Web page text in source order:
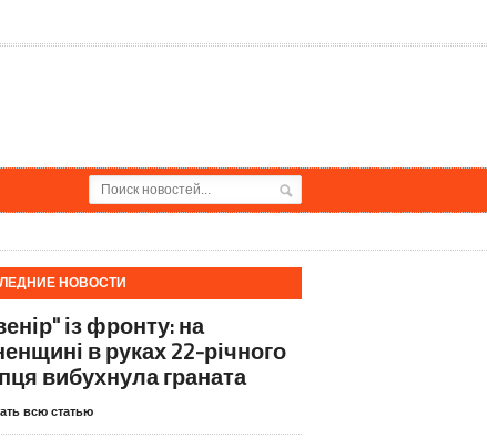
НОВОСТИ
із фронту: на
в руках 22-річного
вибухнула граната
всю статью